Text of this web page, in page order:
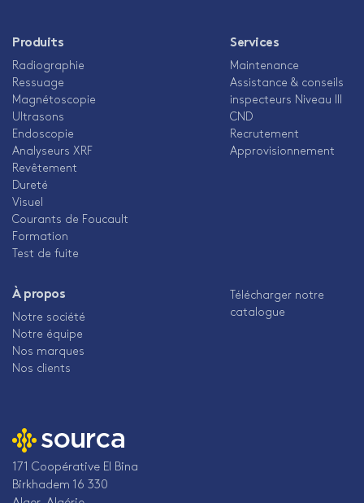
Produits
Radiographie
Ressuage
Magnétoscopie
Ultrasons
Endoscopie
Analyseurs XRF
Revêtement
Dureté
Visuel
Courants de Foucault
Formation
Test de fuite
Services
Maintenance
Assistance & conseils
inspecteurs Niveau III
CND
Recrutement
Approvisionnement
À propos
Notre société
Notre équipe
Nos marques
Nos clients
Télécharger notre
catalogue
171 Coopérative El Bina
Birkhadem 16 330